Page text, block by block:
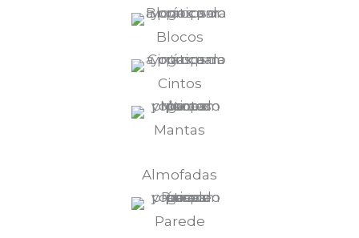
Blocos
Cintos
Mantas
Almofadas
Parede